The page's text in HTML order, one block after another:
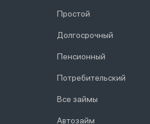
Простой
Долгосрочный
Пенсионный
Потребительский
Все займы
Автозайм